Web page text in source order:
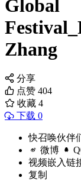
Global
Zhang
分享
点赞 404
收藏 4
下载 0
快召唤伙伴
微博
视频嵌入链
复制